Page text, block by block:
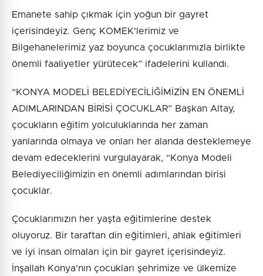
Emanete sahip çıkmak için yoğun bir gayret
içerisindeyiz. Genç KOMEK'lerimiz ve
Bilgehanelerimiz yaz boyunca çocuklarımızla birlikte
önemli faaliyetler yürütecek” ifadelerini kullandı.
“KONYA MODELİ BELEDİYECİLİĞİMİZİN EN ÖNEMLİ
ADIMLARINDAN BİRİSİ ÇOCUKLAR” Başkan Altay,
çocukların eğitim yolculuklarında her zaman
yanlarında olmaya ve onları her alanda desteklemeye
devam edeceklerini vurgulayarak, “Konya Modeli
Belediyeciliğimizin en önemli adımlarından birisi
çocuklar.
Çocuklarımızın her yaşta eğitimlerine destek
oluyoruz. Bir taraftan din eğitimleri, ahlak eğitimleri
ve iyi insan olmaları için bir gayret içerisindeyiz.
İnşallah Konya'nın çocukları şehrimize ve ülkemize